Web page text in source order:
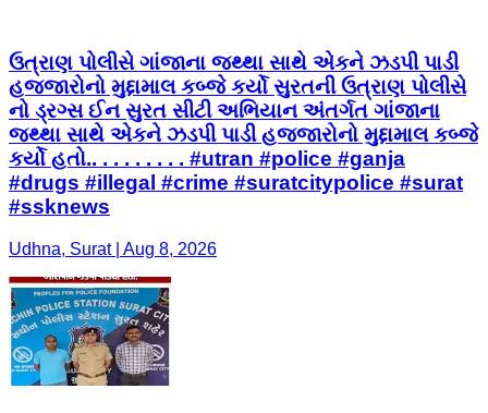
ઉત્રાણ પોલીસે ગાંજાના જથ્થા સાથે એકને ઝડપી પાડી
હજ્જારોનો મુદ્દામાલ કબ્જે કર્યો સુરતની ઉત્રાણ પોલીસે
નો ડ્રગ્સ ઈન સુરત સીટી અભિયાન અંતર્ગત ગાંજાના
જથ્થા સાથે એકને ઝડપી પાડી હજ્જારોનો મુદ્દામાલ કબ્જે
કર્યો હતો.. . . . . . . . . #utran #police #ganja
#drugs #illegal #crime #suratcitypolice #surat
#ssknews
Udhna, Surat | Aug 8, 2026